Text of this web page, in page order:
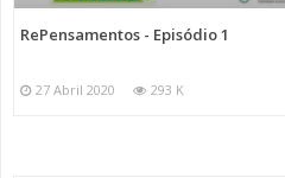
RePensamentos - Episódio 1
27 Abril 2020 293 K